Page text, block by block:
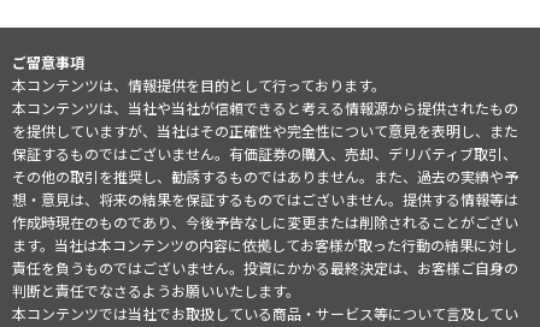
ご留意事項
本コンテンツは、情報提供を目的として行っております。
本コンテンツは、当社や当社が信頼できると考える情報源から提供されたもの
を提供していますが、当社はその正確性や完全性について意見を表明し、また
保証するものではございません。有価証券の購入、売却、デリバティブ取引、
その他の取引を推奨し、勧誘するものではありません。また、過去の実績や予
想・意見は、将来の結果を保証するものではございません。提供する情報等は
作成時現在のものであり、今後予告なしに変更または削除されることがござい
ます。当社は本コンテンツの内容に依拠してお客様が取った行動の結果に対し
責任を負うものではございません。投資にかかる最終決定は、お客様ご自身の
判断と責任でなさるようお願いいたします。
本コンテンツでは当社でお取扱している商品・サービス等について言及してい